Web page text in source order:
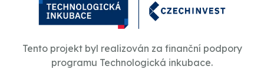
Tento projekt byl realizován za finanční podpory
programu Technologická inkubace.